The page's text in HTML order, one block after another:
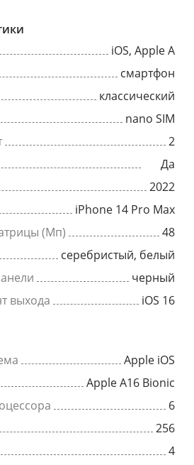
iOS, Apple A
смартфон
классический
nano SIM
2
Да
2022
iPhone 14 Pro Max
(Мп)
48
серебристый, белый
черный
выхода
iOS 16
Apple iOS
Apple A16 Bionic
6
256
4